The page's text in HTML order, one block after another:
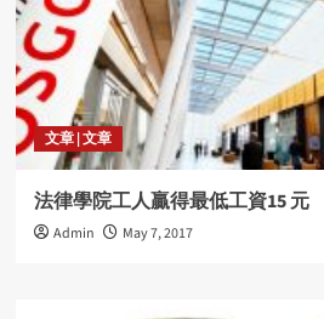
文章 | 文章
法律學院工人贏得最低工資15 元
Admin May 7, 2017